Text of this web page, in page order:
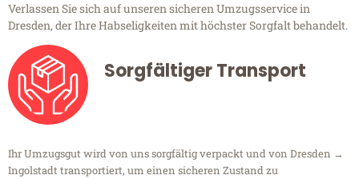
Verlassen Sie sich auf unseren sicheren Umzugsservice in
Dresden, der Ihre Habseligkeiten mit höchster Sorgfalt behandelt.
Sorgfältiger Transport
Ihr Umzugsgut wird von uns sorgfältig verpackt und von Dresden →
Ingolstadt transportiert, um einen sicheren Zustand zu